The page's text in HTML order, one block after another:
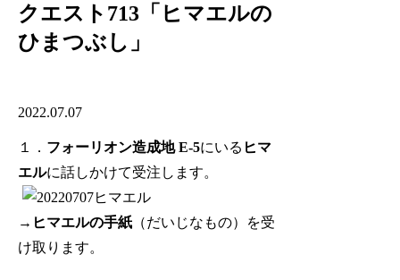
クエスト713「ヒマエルの
ひまつぶし」
2022.07.07
１． フォーリオン造成地 E-5にいる ヒマ
エルに話しかけて受注します。
→ ヒマエルの手紙 （だいじなもの）を受
け取ります。